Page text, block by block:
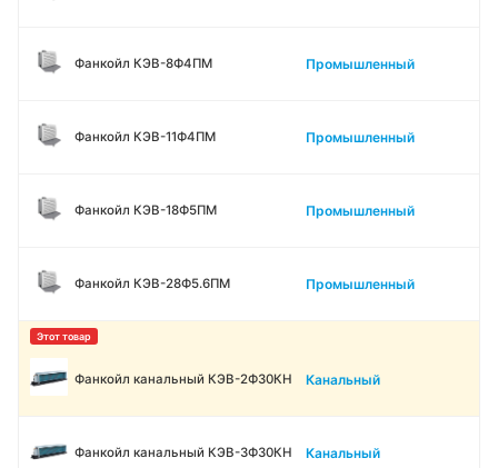
Фанкойл КЭВ-8Ф4ПМ Промышленный
Фанкойл КЭВ-11Ф4ПМ Промышленный
Фанкойл КЭВ-18Ф5ПМ Промышленный
Фанкойл КЭВ-28Ф5.6ПМ Промышленный
Фанкойл канальный КЭВ-2Ф30КН Канальный
Фанкойл канальный КЭВ-3Ф30КН Канальный